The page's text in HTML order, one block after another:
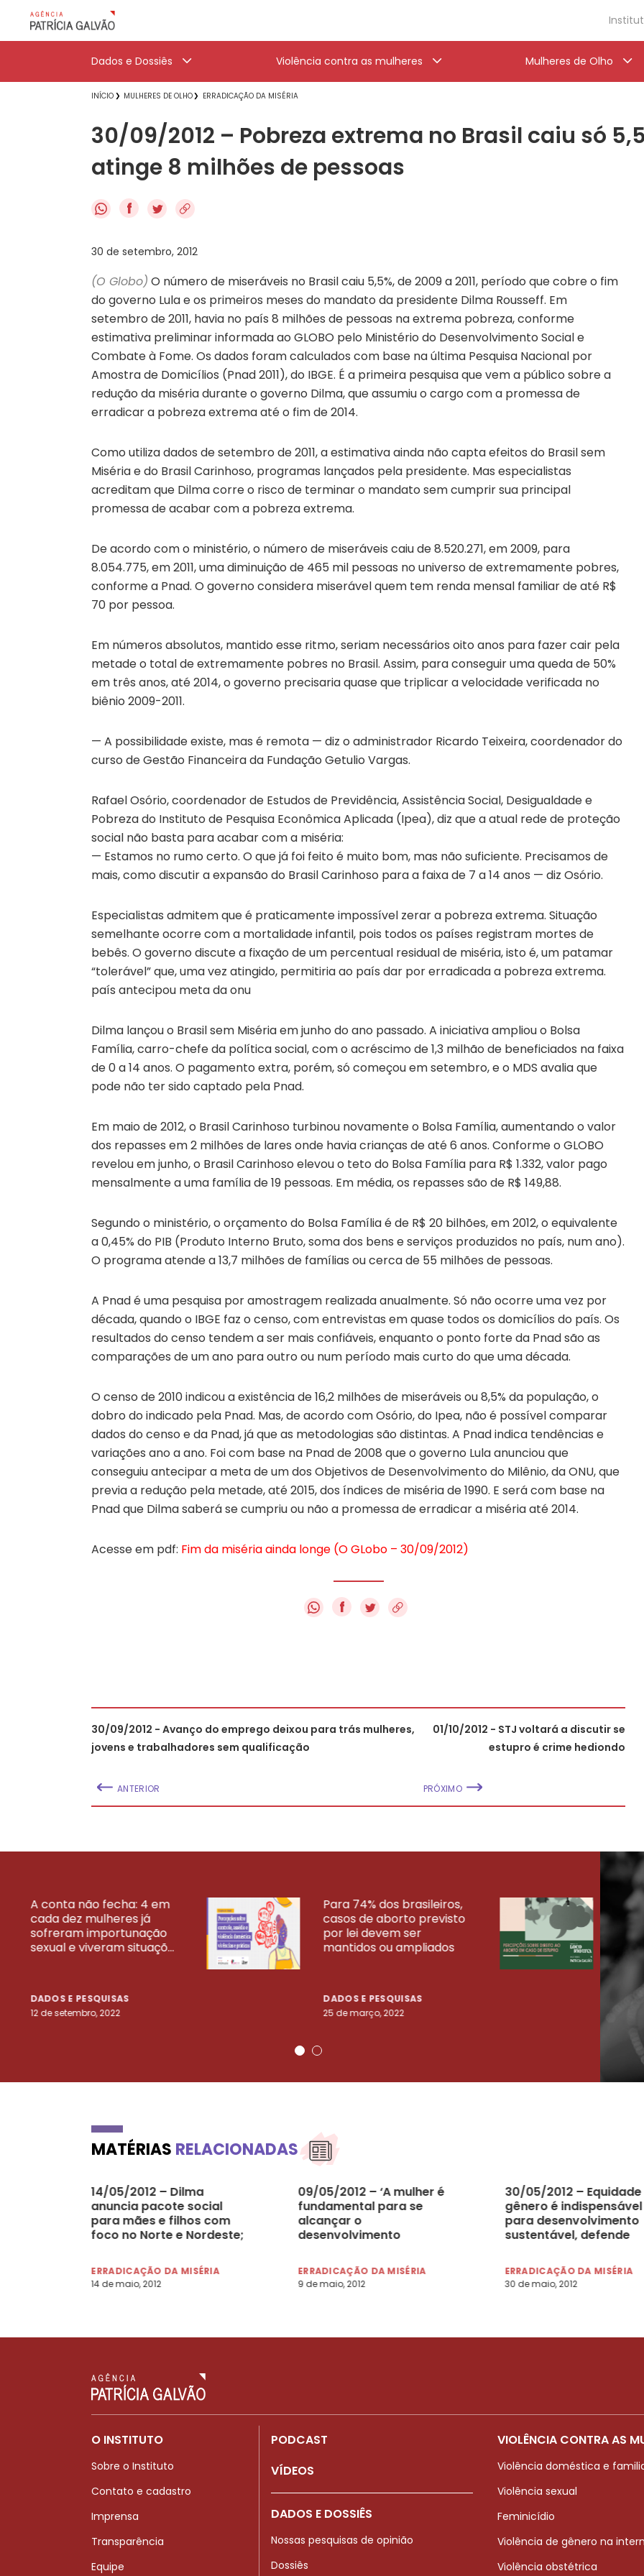
Dados e Dossiês Violência contra as mulheres Mulheres de Olho
INÍCIO MULHERES DE OLHO ERRADICAÇÃO DA MISÉRIA
30/09/2012 – Pobreza extrema no Brasil caiu só
atinge 8 milhões de pessoas
f
30 de setembro, 2012
(O Globo) O número de miseráveis no Brasil caiu 5,5%, de 2009 a 2011, período que cobre o fim
do governo Lula e os primeiros meses do mandato da presidente Dilma Rousseff. Em
setembro de 2011, havia no país 8 milhões de pessoas na extrema pobreza, conforme
estimativa preliminar informada ao GLOBO pelo Ministério do Desenvolvimento Social e
Combate à Fome. Os dados foram calculados com base na última Pesquisa Nacional por
Amostra de Domicílios (Pnad 2011), do IBGE. É a primeira pesquisa que vem a público sobre a
redução da miséria durante o governo Dilma, que assumiu o cargo com a promessa de
erradicar a pobreza extrema até o fim de 2014.
Como utiliza dados de setembro de 2011, a estimativa ainda não capta efeitos do Brasil sem
Miséria e do Brasil Carinhoso, programas lançados pela presidente. Mas especialistas
acreditam que Dilma corre o risco de terminar o mandato sem cumprir sua principal
promessa de acabar com a pobreza extrema.
De acordo com o ministério, o número de miseráveis caiu de 8.520.271, em 2009, para
8.054.775, em 2011, uma diminuição de 465 mil pessoas no universo de extremamente pobres,
conforme a Pnad. O governo considera miserável quem tem renda mensal familiar de até R$
70 por pessoa.
Em números absolutos, mantido esse ritmo, seriam necessários oito anos para fazer cair pela
metade o total de extremamente pobres no Brasil. Assim, para conseguir uma queda de 50%
em três anos, até 2014, o governo precisaria quase que triplicar a velocidade verificada no
biênio 2009-2011.
— A possibilidade existe, mas é remota — diz o administrador Ricardo Teixeira, coordenador do
curso de Gestão Financeira da Fundação Getulio Vargas.
Rafael Osório, coordenador de Estudos de Previdência, Assistência Social, Desigualdade e
Pobreza do Instituto de Pesquisa Econômica Aplicada (Ipea), diz que a atual rede de proteção
social não basta para acabar com a miséria:
— Estamos no rumo certo. O que já foi feito é muito bom, mas não suficiente. Precisamos de
mais, como discutir a expansão do Brasil Carinhoso para a faixa de 7 a 14 anos — diz Osório.
Especialistas admitem que é praticamente impossível zerar a pobreza extrema. Situação
semelhante ocorre com a mortalidade infantil, pois todos os países registram mortes de
bebês. O governo discute a fixação de um percentual residual de miséria, isto é, um patamar
“tolerável” que, uma vez atingido, permitiria ao país dar por erradicada a pobreza extrema.
país antecipou meta da onu
Dilma lançou o Brasil sem Miséria em junho do ano passado. A iniciativa ampliou o Bolsa
Família, carro-chefe da política social, com o acréscimo de 1,3 milhão de beneficiados na faixa
de 0 a 14 anos. O pagamento extra, porém, só começou em setembro, e o MDS avalia que
pode não ter sido captado pela Pnad.
Em maio de 2012, o Brasil Carinhoso turbinou novamente o Bolsa Família, aumentando o valor
dos repasses em 2 milhões de lares onde havia crianças de até 6 anos. Conforme o GLOBO
revelou em junho, o Brasil Carinhoso elevou o teto do Bolsa Família para R$ 1.332, valor pago
mensalmente a uma família de 19 pessoas. Em média, os repasses são de R$ 149,88.
Segundo o ministério, o orçamento do Bolsa Família é de R$ 20 bilhões, em 2012, o equivalente
a 0,45% do PIB (Produto Interno Bruto, soma dos bens e serviços produzidos no país, num ano).
O programa atende a 13,7 milhões de famílias ou cerca de 55 milhões de pessoas.
A Pnad é uma pesquisa por amostragem realizada anualmente. Só não ocorre uma vez por
década, quando o IBGE faz o censo, com entrevistas em quase todos os domicílios do país. Os
resultados do censo tendem a ser mais confiáveis, enquanto o ponto forte da Pnad são as
comparações de um ano para outro ou num período mais curto do que uma década.
O censo de 2010 indicou a existência de 16,2 milhões de miseráveis ou 8,5% da população, o
dobro do indicado pela Pnad. Mas, de acordo com Osório, do Ipea, não é possível comparar
dados do censo e da Pnad, já que as metodologias são distintas. A Pnad indica tendências e
variações ano a ano. Foi com base na Pnad de 2008 que o governo Lula anunciou que
conseguiu antecipar a meta de um dos Objetivos de Desenvolvimento do Milênio, da ONU, que
previa a redução pela metade, até 2015, dos índices de miséria de 1990. E será com base na
Pnad que Dilma saberá se cumpriu ou não a promessa de erradicar a miséria até 2014.
Acesse em pdf: Fim da miséria ainda longe (O GLobo – 30/09/2012)
f
30/09/2012 - Avanço do emprego deixou para trás mulheres,
jovens e trabalhadores sem qualificação
ANTERIOR
01/10/2012 - STJ voltará a discutir se
estupro é crime hediondo
PRÓXIMO
A conta não fecha: 4 em
cada dez mulheres já
sofreram importunação
sexual e viveram situaçõ...
DADOS E PESQUISAS
12 de setembro, 2022
Para 74% dos brasileiros,
casos de aborto previsto
por lei devem ser
mantidos ou ampliados
DADOS E PESQUISAS
25 de março, 2022
23
VEJA MAIS PESQUISAS
MATÉRIAS RELACIONADAS
14/05/2012 – Dilma
anuncia pacote social
para mães e filhos com
foco no Norte e Nordeste;
ERRADICAÇÃO DA MISÉRIA
14 de maio, 2012
09/05/2012 – ‘A mulher é
fundamental para se
alcançar o
desenvolvimento
ERRADICAÇÃO DA MISÉRIA
9 de maio, 2012
30/05/2012 – Equidade
gênero é indispensável
para desenvolvimento
sustentável, defende
ERRADICAÇÃO DA MISÉRIA
30 de maio, 2012
O INSTITUTO
Sobre o Instituto
Contato e cadastro
Imprensa
Transparência
Equipe
PODCAST
VÍDEOS
DADOS E DOSSIÊS
Nossas pesquisas de opinião
Dossiês
VIOLÊNCIA CONTRA AS
Violência doméstica e
Violência sexual
Feminicídio
Violência de gênero na
Violência obstétrica